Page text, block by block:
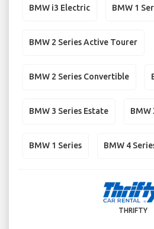
BMW i3 Electric BMW 1
BMW 2 Series Active Tourer
BMW 2 Series Convertible
BMW 3 Series Estate BMW
BMW 1 Series BMW 4
THRIFTY